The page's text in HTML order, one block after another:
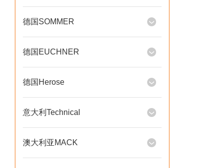
德国SOMMER
德国EUCHNER
德国Herose
意大利Technical
澳大利亚MACK